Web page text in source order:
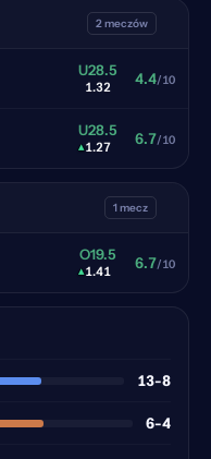
2 meczów
U28.5
1.32 4.4/10
U28.5
▴1.27 6.7/10
1 mecz
O19.5
▴1.41 6.7/10
13-8
6-4